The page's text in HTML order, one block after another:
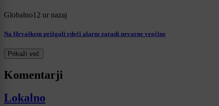
Globalno12 ur nazaj
Na Hrvaškem prižgali rdeči alarm zaradi nevarne vročine
Prikaži več
Komentarji
Lokalno